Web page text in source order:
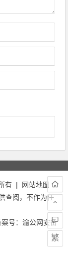
有 |
网站地图
查阅，不作为任
号： 渝公网安备
繁